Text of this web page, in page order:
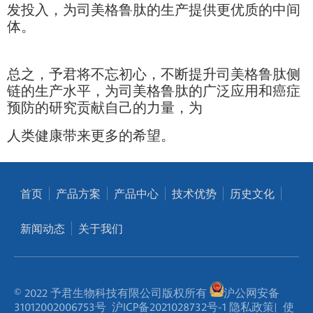
发投入，为司美格鲁肽的生产提供更优质的中间
体。
总之，予君将不忘初心，不断提升司美格鲁肽侧
链的生产水平，为司美格鲁肽的广泛应用和癌症
预防的研究贡献自己的力量，为
人类健康带来更多的希望。
首页 产品方案 产品中心 技术优势 历史文化
新闻动态 关于我们
© 2022 予君生物科技有限公司版权所有
沪公网安备
31012002006753号 沪ICP备2021028732号-1 隐私政策| 使